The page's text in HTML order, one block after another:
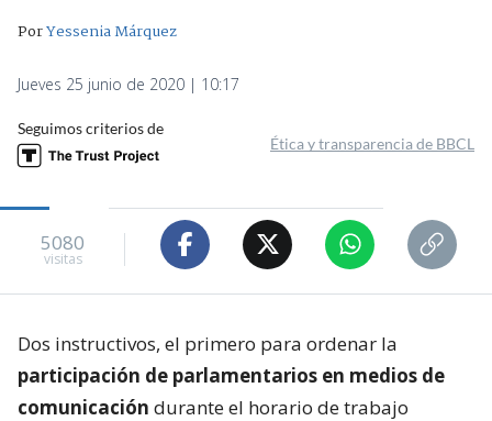
PorYessenia Márquez
Jueves 25 junio de 2020 | 10:17
Seguimos criterios de
Ética y transparencia de BBCL
5080
visitas
Dos instructivos, el primero para ordenar la
participación de parlamentarios en medios de
comunicación durante el horario de trabajo